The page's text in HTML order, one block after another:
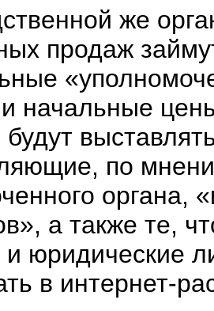
же
продаж
и начальные
по
органа,
а также те,
и юридические
в интернет-